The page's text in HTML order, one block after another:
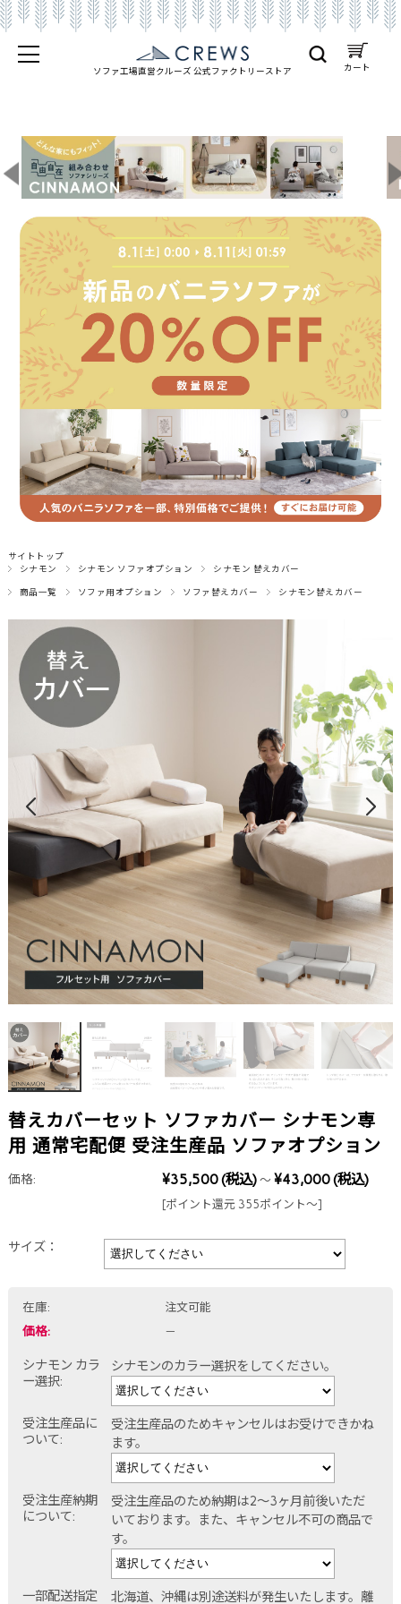
ソファ工場直営クルーズ 公式ファクトリーストア カート
サイトトップ
シナモン
シナモン ソファオプション シナモン 替えカバー
商品一覧 ソファ用オプション ソファ替えカバー シナモン替えカバー
替えカバーセット ソファカバー シナモン専
用 通常宅配便 受注生産品 ソファオプション
価格: ¥35,500(税込) ～ ¥43,000(税込)
[ポイント還元 355ポイント～]
サイズ：
在庫: 注文可能
価格: －
シナモン カラ
ー選択:
シナモンのカラー選択をしてください。
受注生産品に
ついて:
受注生産品のためキャンセルはお受けできかね
ます。
受注生産納期
について:
受注生産品のため納期は2～3ヶ月前後いただ
いております。また、キャンセル不可の商品で
す。
一部配送指定 北海道、沖縄は別途送料が発生いたします。離